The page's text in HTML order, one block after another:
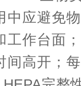
中应避免
工作台面
间高开；